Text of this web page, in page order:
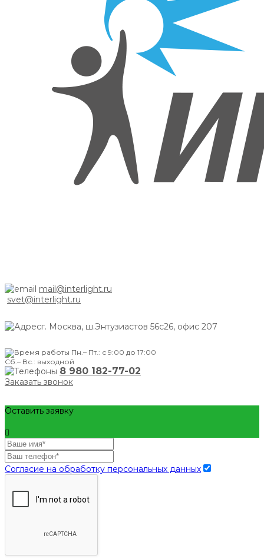
mail@interlight.ru
svet@interlight.ru
г. Москва, ш.Энтузиастов 56с26, офис 207
Пн.– Пт.: с 9:00 до 17:00
Сб.– Вс.: выходной
8 980 182-77-02
Заказать звонок
Оставить заявку
Согласие на обработку персональных данных